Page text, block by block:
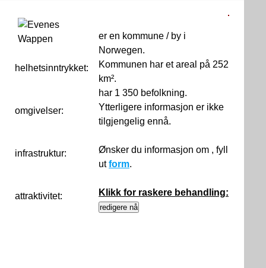
helhetsinntrykket:
omgivelser:
infrastruktur:
attraktivitet:
er en kommune / by i
Norwegen.
Kommunen har et areal på 252
km².
har 1 350 befolkning.
Ytterligere informasjon er ikke
tilgjengelig ennå.
Ønsker du informasjon om , fyll
utform.
Klikk for raskere behandling: